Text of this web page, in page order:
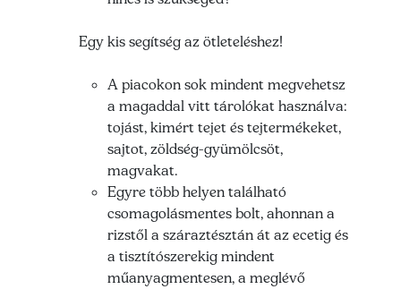
Egy kis segítség az ötleteléshez!
A piacokon sok mindent megvehetsz
a magaddal vitt tárolókat használva:
tojást, kimért tejet és tejtermékeket,
sajtot, zöldség-gyümölcsöt,
magvakat.
Egyre több helyen található
csomagolásmentes bolt, ahonnan a
rizstől a száraztésztán át az ecetig és
a tisztítószerekig mindent
műanyagmentesen, a meglévő